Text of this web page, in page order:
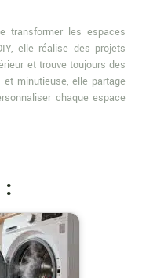
transformer les espaces
elle réalise des projets
et trouve toujours des
minutieuse, elle partage
chaque espace